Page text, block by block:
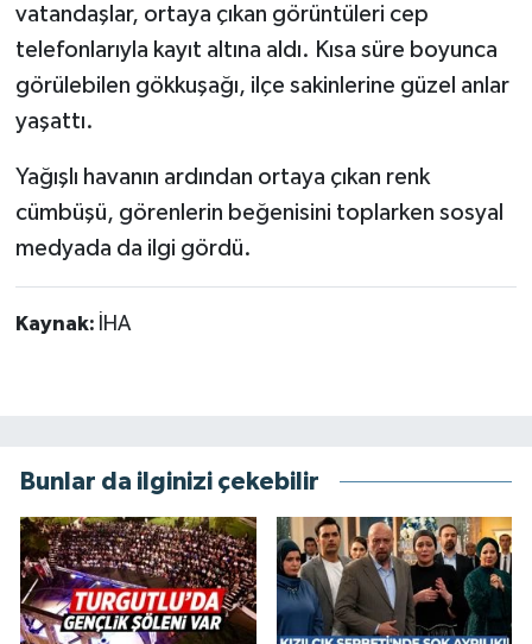
vatandaşlar, ortaya çıkan görüntüleri cep
telefonlarıyla kayıt altına aldı. Kısa süre boyunca
görülebilen gökkuşağı, ilçe sakinlerine güzel anlar
yaşattı.
Yağışlı havanın ardından ortaya çıkan renk
cümbüşü, görenlerin beğenisini toplarken sosyal
medyada da ilgi gördü.
Kaynak: İHA
Bunlar da ilginizi çekebilir